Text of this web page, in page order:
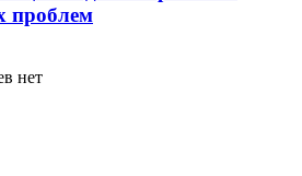
проблем
нет